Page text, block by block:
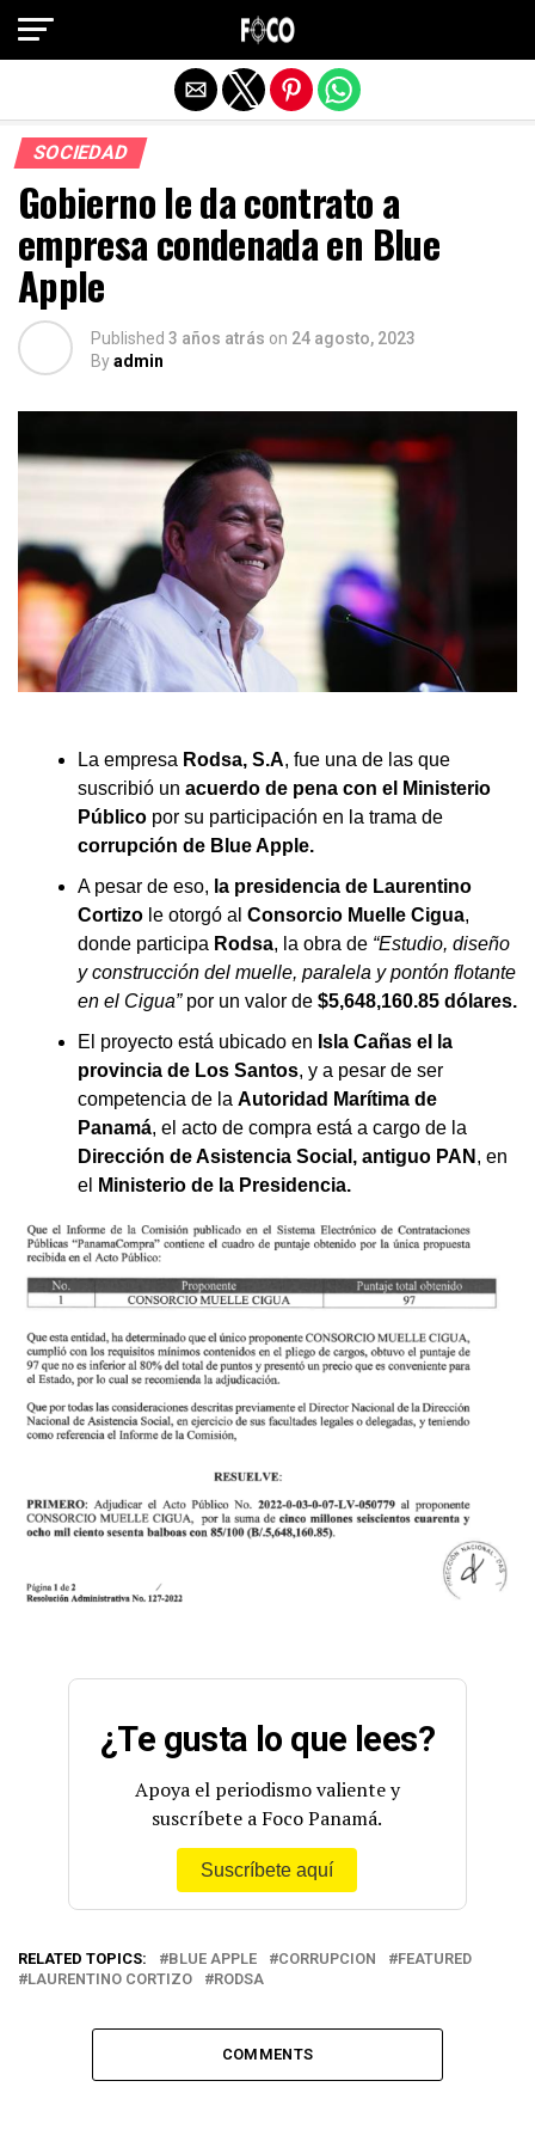
SOCIEDAD
Gobierno le da contrato a
empresa condenada en Blue
Apple
Published 3 años atrás on 24 agosto, 2023
Byadmin
La empresa Rodsa, S.A, fue una de las que
suscribió un acuerdo de pena con el Ministerio
Público por su participación en la trama de
corrupción de Blue Apple.
A pesar de eso, la presidencia de Laurentino
Cortizo le otorgó al Consorcio Muelle Cigua,
donde participa Rodsa, la obra de “Estudio, diseño
y construcción del muelle, paralela y pontón flotante
en el Cigua”por un valor de $5,648,160.85 dólares.
El proyecto está ubicado en Isla Cañas el la
provincia de Los Santos, y a pesar de ser
competencia de la Autoridad Marítima de
Panamá, el acto de compra está a cargo de la
Dirección de Asistencia Social, antiguo PAN , en
el
Ministerio de la Presidencia.
¿Te gusta lo que lees?
Apoya el periodismo valiente y
suscríbete a Foco Panamá.
Suscríbete aquí
RELATED TOPICS: BLUE APPLE CORRUPCION
FEATURED
LAURENTINO CORTIZO
RODSA
COMMENTS
Salir de la versión móvil